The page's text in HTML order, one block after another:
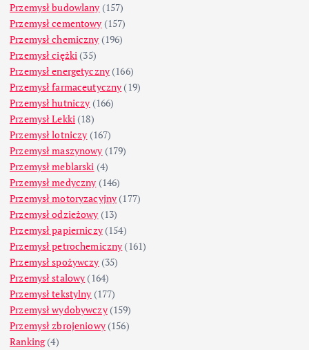
Przemysł budowlany (157)
Przemysł cementowy (157)
Przemysł chemiczny (196)
Przemysł ciężki (35)
Przemysł energetyczny (166)
Przemysł farmaceutyczny (19)
Przemysł hutniczy (166)
Przemysł Lekki (18)
Przemysł lotniczy (167)
Przemysł maszynowy (179)
Przemysł meblarski (4)
Przemysł medyczny (146)
Przemysł motoryzacyjny (177)
Przemysł odzieżowy (13)
Przemysł papierniczy(154)
Przemysł petrochemiczny (161)
Przemysł spożywczy (35)
Przemysł stalowy (164)
Przemysł tekstylny (177)
Przemysł wydobywczy(159)
Przemysł zbrojeniowy(156)
Ranking(4)